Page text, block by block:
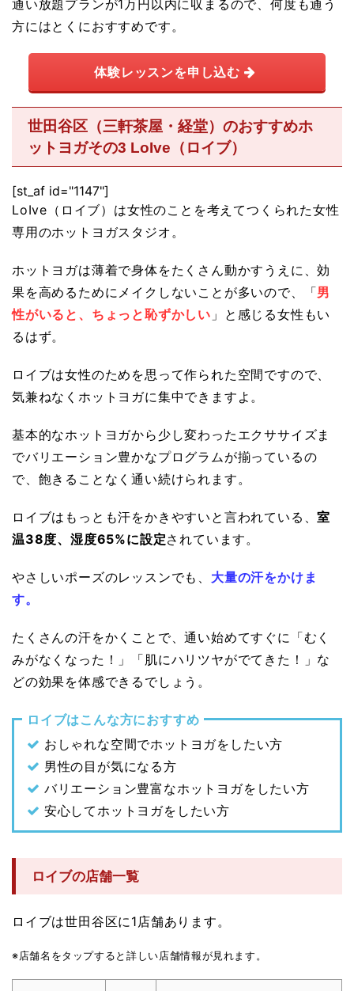
通い放題プランが1万円以内に収まるので、何度も通う
方にはとくにおすすめです。
体験レッスンを申し込む
世田谷区（三軒茶屋・経堂）のおすすめホ
ットヨガその3 LoIve（ロイブ）
[st_af id="1147"]
LoIve（ロイブ）は女性のことを考えてつくられた女性
専用のホットヨガスタジオ。
ホットヨガは薄着で身体をたくさん動かすうえに、効
果を高めるためにメイクしないことが多いので、「男
性がいると、ちょっと恥ずかしい 」と感じる女性もい
るはず。
ロイブは女性のためを思って作られた空間ですので、
気兼ねなくホットヨガに集中できますよ。
基本的なホットヨガから少し変わったエクササイズま
でバリエーション豊かなプログラムが揃っているの
で、飽きることなく通い続けられます。
ロイブはもっとも汗をかきやすいと言われている、室
温38度、湿度65%に設定されています。
やさしいポーズのレッスンでも、 大量の汗をかけま
す。
たくさんの汗をかくことで、通い始めてすぐに「むく
みがなくなった！」「肌にハリツヤがでてきた！」な
どの効果を体感できるでしょう。
ロイブはこんな方におすすめ
おしゃれな空間でホットヨガをしたい方
男性の目が気になる方
バリエーション豊富なホットヨガをしたい方
安心してホットヨガをしたい方
ロイブの店舗一覧
ロイブは世田谷区に1店舗あります。
※店舗名をタップすると詳しい店舗情報が見れます。